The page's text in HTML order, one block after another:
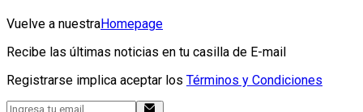
Vuelve a nuestraHomepage
Recibe las últimas noticias en tu casilla de E-mail
Registrarse implica aceptar los Términos y Condiciones